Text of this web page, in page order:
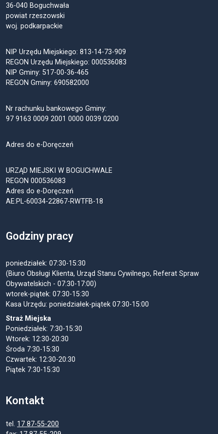
36-040 Boguchwała
powiat rzeszowski
woj. podkarpackie
NIP Urzędu Miejskiego: 813-14-73-909
REGON Urzędu Miejskiego: 000536083
NIP Gminy: 517-00-36-465
REGON Gminy: 690582000
Nr rachunku bankowego Gminy:
97 9163 0009 2001 0000 0039 0200
Adres do e-Doręczeń
URZĄD MIEJSKI W BOGUCHWALE
REGON 000536083
Adres do e-Doręczeń
AE:PL-60034-22867-RWTFB-18
Godziny pracy
poniedziałek: 07:30-15:30
(Biuro Obsługi Klienta, Urząd Stanu Cywilnego, Referat Spraw
Obywatelskich - 07:30-17:00)
wtorek-piątek: 07:30-15:30
Kasa Urzędu: poniedziałek-piątek 07:30-15:00
Straż Miejska
Poniedziałek: 7:30-15:30
Wtorek: 12:30-20:30
Środa 7:30-15:30
Czwartek: 12:30-20:30
Piątek 7:30-15:30
Kontakt
tel. 17 87-55-200